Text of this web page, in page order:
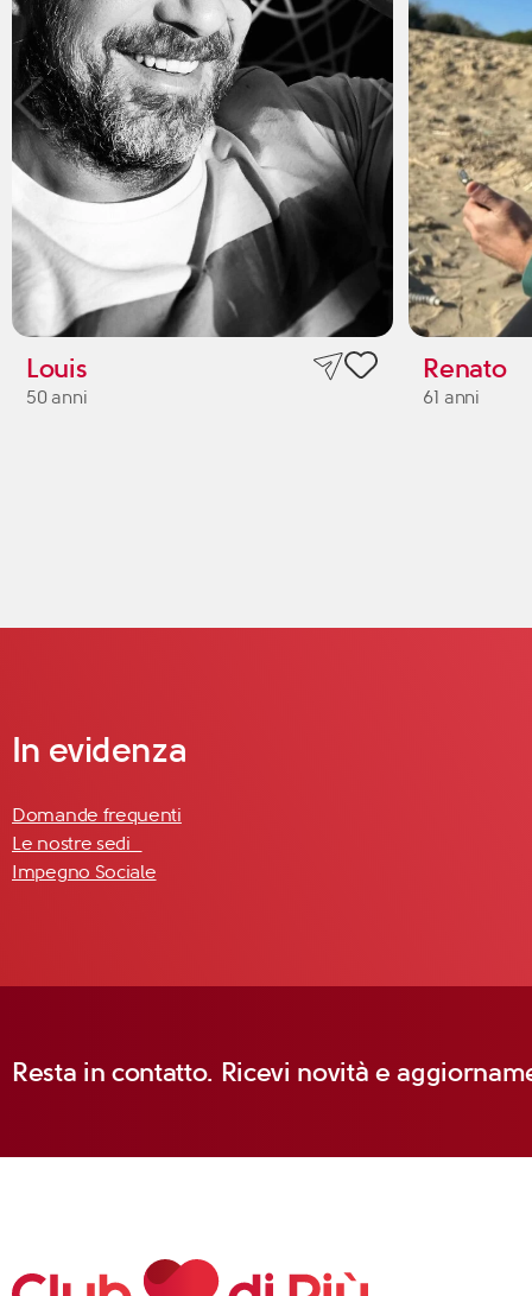
Louis
50 anni
Renato
61 anni
In evidenza
Domande frequenti
Le nostre sedi
Impegno Sociale
Resta in contatto. Ricevi novità e